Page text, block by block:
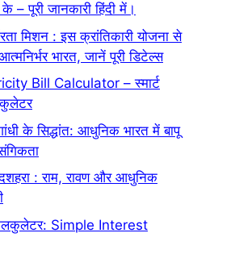
के – पूरी जानकारी हिंदी में।
मिशन : इस क्रांतिकारी योजना से
भारत, जानें पूरी डिटेल्स
Bill Calculator – स्मार्ट
के सिद्धांत: आधुनिक भारत में बापू
: राम, रावण और आधुनिक
कैलकुलेटर: Simple Interest